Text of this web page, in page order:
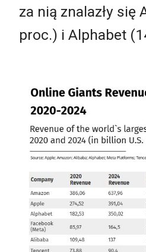
za nią znalazły się
proc.) i Alphabet